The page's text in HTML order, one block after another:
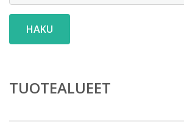
HAKU
TUOTEALUEET